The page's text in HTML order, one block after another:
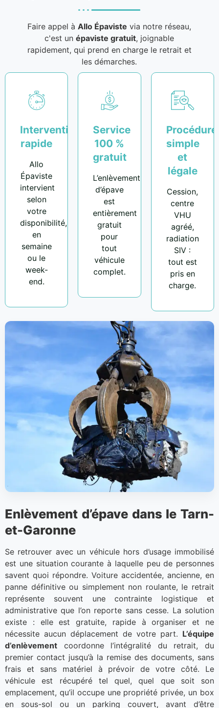
Faire appel àAllo Épaviste via notre réseau,
c'est unépaviste gratuit, joignable
rapidement, qui prend en charge le retrait et
les démarches.
Intervention
rapide
Allo
Épaviste
intervient
selon
votre
disponibilité,
en
semaine
ou le
week-
end.
Service
100 %
gratuit
L’enlèvement
d’épave
est
entièrement
gratuit
pour
tout
véhicule
complet.
Procédure
simple
et
légale
Cession,
centre
VHU
agréé,
radiation
SIV :
tout est
pris en
charge.
Enlèvement d’épave dans le Tarn-
et-Garonne
Se retrouver avec un véhicule hors d’usage immobilisé
est une situation courante à laquelle peu de personnes
savent quoi répondre. Voiture accidentée, ancienne, en
panne définitive ou simplement non roulante, le retrait
représente souvent une contrainte logistique et
administrative que l’on reporte sans cesse. La solution
existe : elle est gratuite, rapide à organiser et ne
nécessite aucun déplacement de votre part. L’équipe
d’enlèvement coordonne l’intégralité du retrait, du
premier contact jusqu’à la remise des documents, sans
frais et sans matériel à prévoir de votre côté. Le
véhicule est récupéré tel quel, quel que soit son
emplacement, qu’il occupe une propriété privée, un box
en sous-sol ou un parking couvert, avant d’être